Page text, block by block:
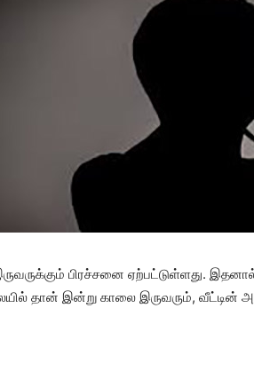
பிரச்சனை ஏற்பட்டுள்ளது. இதனால்
தான் இன்று காலை இருவரும், வீட்டின்